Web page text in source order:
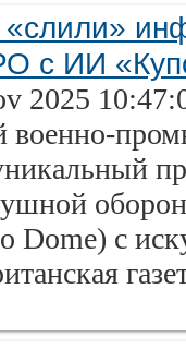
«слили»
с ИИ
2025
военно-
Dome) с